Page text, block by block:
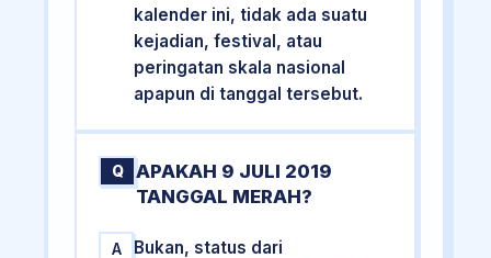
kalender ini, tidak ada suatu
kejadian, festival, atau
peringatan skala nasional
apapun di tanggal tersebut.
Q
APAKAH 9 JULI 2019
TANGGAL MERAH?
A
Bukan, status dari